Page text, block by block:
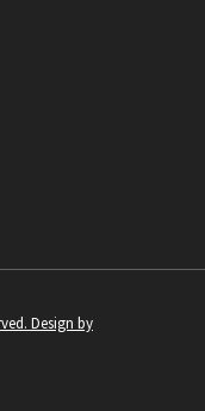
Design by